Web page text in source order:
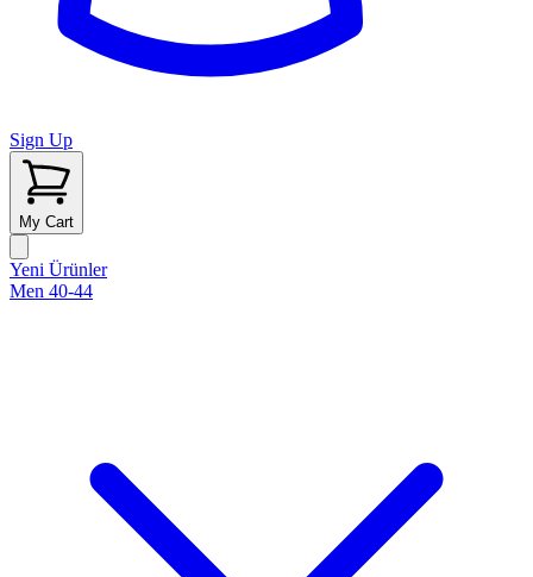
Sign Up
My Cart
Yeni Ürünler
Men 40-44